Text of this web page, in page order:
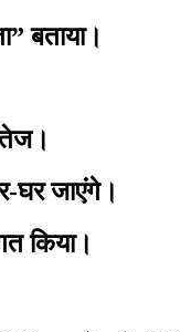
बताया।
घर जाएंगे।
किया।